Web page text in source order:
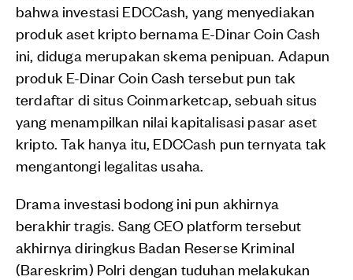
bahwa investasi EDCCash, yang menyediakan
produk aset kripto bernama E-Dinar Coin Cash
ini, diduga merupakan skema penipuan. Adapun
produk E-Dinar Coin Cash tersebut pun tak
terdaftar di situs Coinmarketcap, sebuah situs
yang menampilkan nilai kapitalisasi pasar aset
kripto. Tak hanya itu, EDCCash pun ternyata tak
mengantongi legalitas usaha.
Drama investasi bodong ini pun akhirnya
berakhir tragis. Sang CEO platform tersebut
akhirnya diringkus Badan Reserse Kriminal
(Bareskrim) Polri dengan tuduhan melakukan